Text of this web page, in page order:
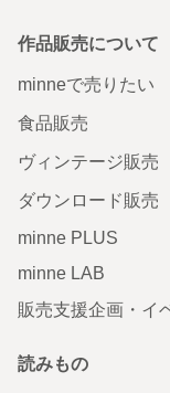
作品販売について
minneで売りたい
食品販売
ヴィンテージ販売
ダウンロード販売
minne PLUS
minne LAB
販売支援企画・イ
読みもの